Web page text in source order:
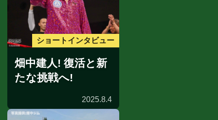
ショートインタビュー
畑中建人! 復活と新
たな挑戦へ!
2025.8.4